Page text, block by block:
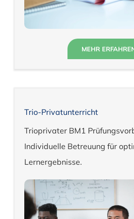
MEHR
Trio-Privatunterricht
Trioprivater BM1
Individuelle Betreuung für
Lernergebnisse.